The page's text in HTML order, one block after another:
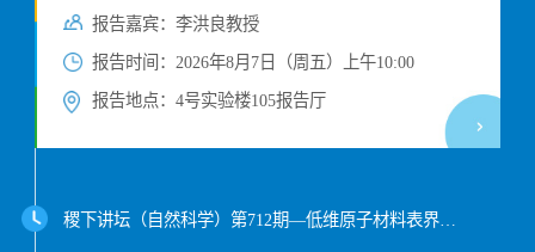
报告嘉宾：李洪良教授
报告时间：2026年8月7日（周五）上午10:00
报告地点：4号实验楼105报告厅